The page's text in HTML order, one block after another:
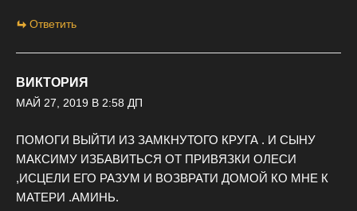
Ответить
ВИКТОРИЯ
МАЙ 27, 2019 В 2:58 ДП
ПОМОГИ ВЫЙТИ ИЗ ЗАМКНУТОГО КРУГА . И СЫНУ
МАКСИМУ ИЗБАВИТЬСЯ ОТ ПРИВЯЗКИ ОЛЕСИ
,ИСЦЕЛИ ЕГО РАЗУМ И ВОЗВРАТИ ДОМОЙ КО МНЕ К
МАТЕРИ .АМИНЬ.